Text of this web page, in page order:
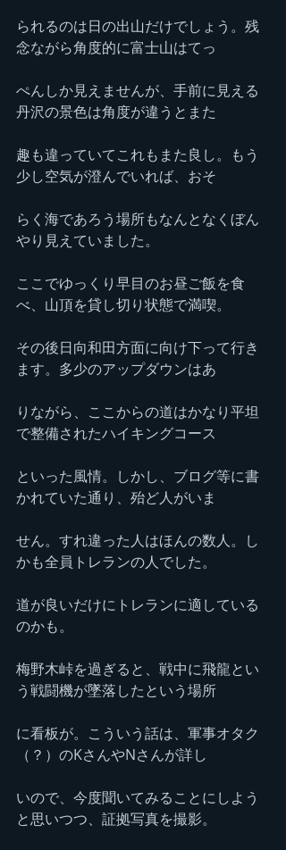
られるのは日の出山だけでしょう。残
念ながら角度的に富士山はてっ
ぺんしか見えませんが、手前に見える
丹沢の景色は角度が違うとまた
趣も違っていてこれもまた良し。もう
少し空気が澄んでいれば、おそ
らく海であろう場所もなんとなくぼん
やり見えていました。
ここでゆっくり早目のお昼ご飯を食
べ、山頂を貸し切り状態で満喫。
その後日向和田方面に向け下って行き
ます。多少のアップダウンはあ
りながら、ここからの道はかなり平坦
で整備されたハイキングコース
といった風情。しかし、ブログ等に書
かれていた通り、殆ど人がいま
せん。すれ違った人はほんの数人。し
かも全員トレランの人でした。
道が良いだけにトレランに適している
のかも。
梅野木峠を過ぎると、戦中に飛龍とい
う戦闘機が墜落したという場所
に看板が。こういう話は、軍事オタク
（？）のKさんやNさんが詳し
いので、今度聞いてみることにしよう
と思いつつ、証拠写真を撮影。